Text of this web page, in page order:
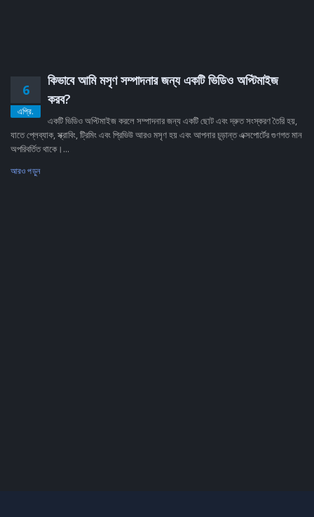
6
এপ্রি.
কিভাবে আমি মসৃণ সম্পাদনার জন্য একটি ভিডিও অপ্টিমাইজ
করব?
একটি ভিডিও অপ্টিমাইজ করলে সম্পাদনার জন্য একটি ছোট এবং দ্রুত সংস্করণ তৈরি হয়,
যাতে প্লেব্যাক, স্ক্রাবিং, ট্রিমিং এবং প্রিভিউ আরও মসৃণ হয় এবং আপনার চূড়ান্ত এক্সপোর্টের গুণগত মান
অপরিবর্তিত থাকে।...
আরও পড়ুন